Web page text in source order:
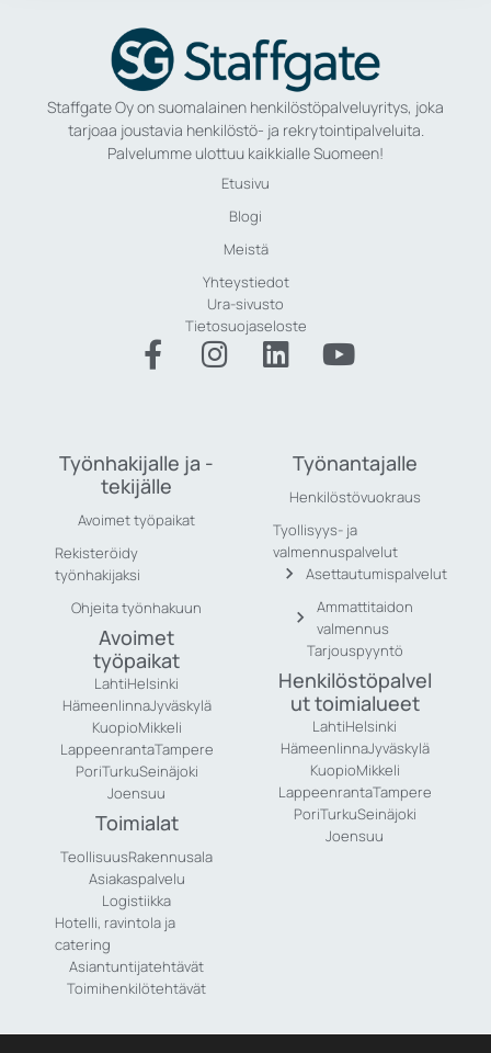
Staffgate Oy on suomalainen henkilöstöpalveluyritys, joka
tarjoaa joustavia henkilöstö- ja rekrytointipalveluita.
Palvelumme ulottuu kaikkialle Suomeen!
Etusivu
Blogi
Meistä
Yhteystiedot
Ura-sivusto
Tietosuojaseloste
Työnhakijalle ja -
tekijälle
Avoimet työpaikat
Rekisteröidy
työnhakijaksi
Ohjeita työnhakuun
Avoimet
työpaikat
LahtiHelsinki
HämeenlinnaJyväskylä
KuopioMikkeli
LappeenrantaTampere
PoriTurkuSeinäjoki
Joensuu
Toimialat
TeollisuusRakennusala
Asiakaspalvelu
Logistiikka
Hotelli, ravintola ja
catering
Asiantuntijatehtävät
Toimihenkilötehtävät
Työnantajalle
Henkilöstövuokraus
Tyollisyys- ja
valmennuspalvelut
Asettautumispalvelut
Ammattitaidon
valmennus
Tarjouspyyntö
Henkilöstöpalvel
ut toimialueet
LahtiHelsinki
HämeenlinnaJyväskylä
KuopioMikkeli
LappeenrantaTampere
PoriTurkuSeinäjoki
Joensuu